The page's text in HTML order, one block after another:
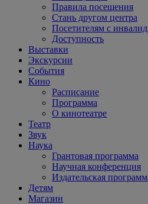
Правила посещения
Стань другом центра
Посетителям с
Доступность
Выставки
Экскурсии
События
Кино
Расписание
Программа
О кинотеатре
Театр
Звук
Наука
Грантовая программа
Научная конференция
Издательская
Детям
Магазин